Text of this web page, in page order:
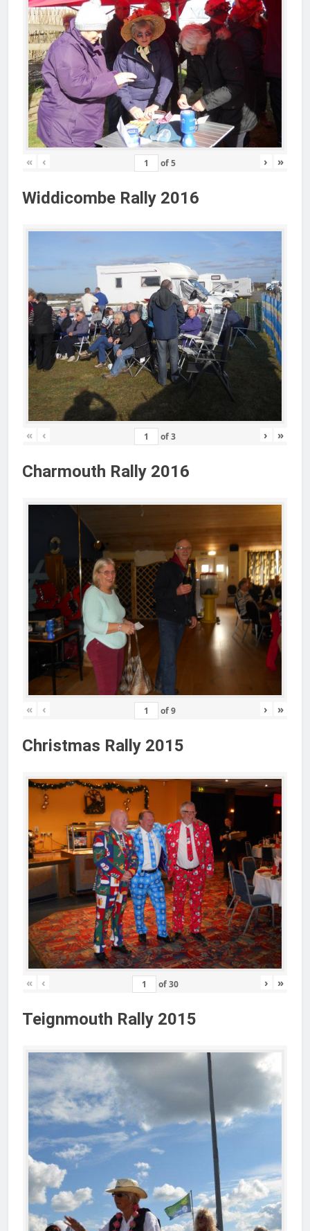
« ‹ of5 › »
Widdicombe Rally 2016
« ‹ of3 › »
Charmouth Rally 2016
« ‹ of9 › »
Christmas Rally 2015
« ‹ of30 › »
Teignmouth Rally 2015